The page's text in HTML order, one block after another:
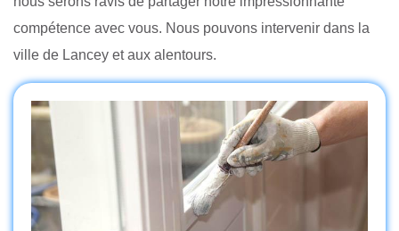
compétence avec vous. Nous pouvons intervenir dans la
ville de Lancey et aux alentours.